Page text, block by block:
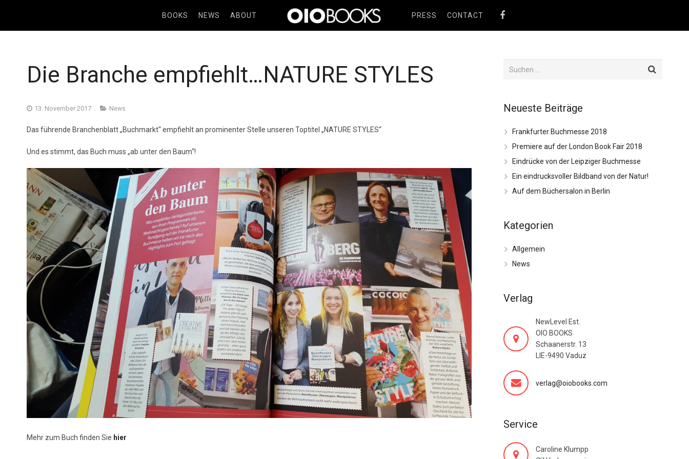
BOOKS NEWS ABOUT PRESS CONTACT
Die Branche empfiehlt…NATURE STYLES
13. November 2017 News
Das führende Branchenblatt „Buchmarkt“ empfiehlt an prominenter Stelle unseren Toptitel „NATURE STYLES“
Und es stimmt, das Buch muss „ab unter den Baum“!
Mehr zum Buch finden Sie hier
Neueste Beiträge
Frankfurter Buchmesse 2018
Premiere auf der London Book Fair 2018
Eindrücke von der Leipziger Buchmesse
Ein eindrucksvoller Bildband von der Natur!
Auf dem Büchersalon in Berlin
Kategorien
Allgemein
News
Verlag
NewLevel Est.
OIO BOOKS
Schaanerstr. 13
LIE-9490 Vaduz
verlag@oiobooks.com
Service
Caroline Klumpp